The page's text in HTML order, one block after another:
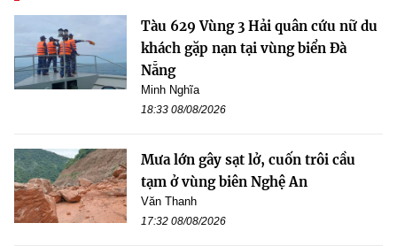
Tàu 629 Vùng 3 Hải quân cứu nữ du
khách gặp nạn tại vùng biển Đà
Nẵng
Minh Nghĩa
18:33 08/08/2026
Mưa lớn gây sạt lở, cuốn trôi cầu
tạm ở vùng biên Nghệ An
Văn Thanh
17:32 08/08/2026